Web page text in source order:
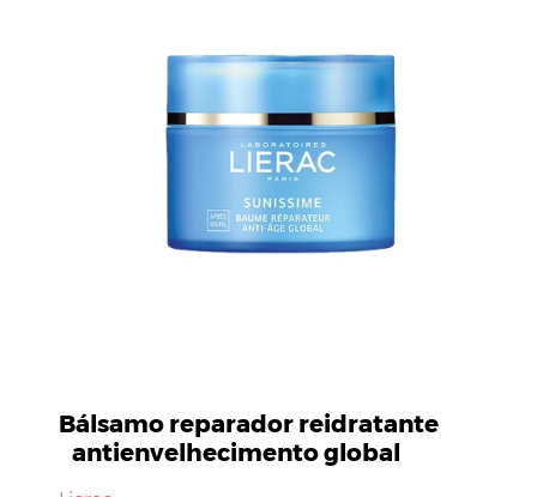
Bálsamo reparador reidratante
antienvelhecimento global